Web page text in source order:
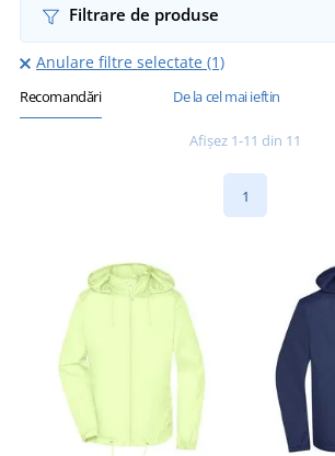
Filtrare de produse
Anulare filtre selectate (1)
Recomandări De la cel mai ieftin
Afișez 1-11 din 11
1